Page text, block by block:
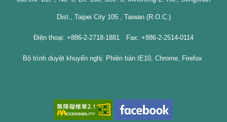
Dist., Taipei City 105 , Taiwan (R.O.C.)
Điện thoại: +886-2-2718-1881 Fax: +886-2-2514-0114
Bộ trình duyệt khuyến nghị: Phiên bản IE10, Chrome, Firefox